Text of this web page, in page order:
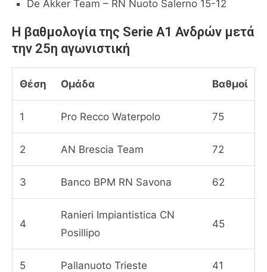
De Akker Team – RN Nuoto Salerno 15-12
Η βαθμολογία της Serie A1 Ανδρών μετά
την 25η αγωνιστική
Θέση Ομάδα Βαθμοί
1 Pro Recco Waterpolo 75
2 AN Brescia Team 72
3 Banco BPM RN Savona 62
4
Ranieri Impiantistica CN
Posillipo
45
5 Pallanuoto Trieste 41